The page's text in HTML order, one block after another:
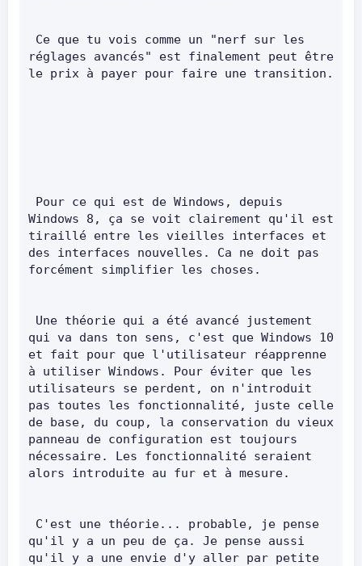
réglages avancés" est finalement peut être
Windows 8, ça se voit clairement qu'il est
tiraillé entre les vieilles interfaces et
des interfaces nouvelles. Ca ne doit pas
forcément simplifier les choses.
qui va dans ton sens, c'est que Windows 10
et fait pour que l'utilisateur réapprenne
à utiliser Windows. Pour éviter que les
utilisateurs se perdent, on n'introduit
pas toutes les fonctionnalité, juste celle
de base, du coup, la conservation du vieux
panneau de configuration est toujours
nécessaire. Les fonctionnalité seraient
qu'il y a un peu de ça. Je pense aussi
qu'il y a une envie d'y aller par petite